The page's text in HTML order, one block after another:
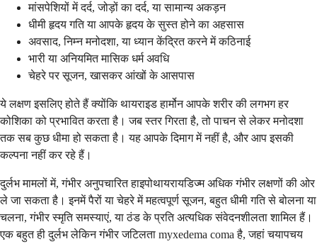
मांसपेशियों में दर्द, जोड़ों का दर्द, या सामान्य अकड़न
धीमी हृदय गति या आपके हृदय के सुस्त होने का अहसास
अवसाद, निम्न मनोदशा, या ध्यान केंद्रित करने में कठिनाई
भारी या अनियमित मासिक धर्म अवधि
चेहरे पर सूजन, खासकर आंखों के आसपास
ये लक्षण इसलिए होते हैं क्योंकि थायराइड हार्मोन आपके शरीर की लगभग हर
कोशिका को प्रभावित करता है। जब स्तर गिरता है, तो पाचन से लेकर मनोदशा
तक सब कुछ धीमा हो सकता है। यह आपके दिमाग में नहीं है, और आप इसकी
कल्पना नहीं कर रहे हैं।
दुर्लभ मामलों में, गंभीर अनुपचारित हाइपोथायरायडिज्म अधिक गंभीर लक्षणों की ओर
ले जा सकता है। इनमें पैरों या चेहरे में महत्वपूर्ण सूजन, बहुत धीमी गति से बोलना या
चलना, गंभीर स्मृति समस्याएं, या ठंड के प्रति अत्यधिक संवेदनशीलता शामिल हैं।
एक बहुत ही दुर्लभ लेकिन गंभीर जटिलता myxedema coma है, जहां चयापचय